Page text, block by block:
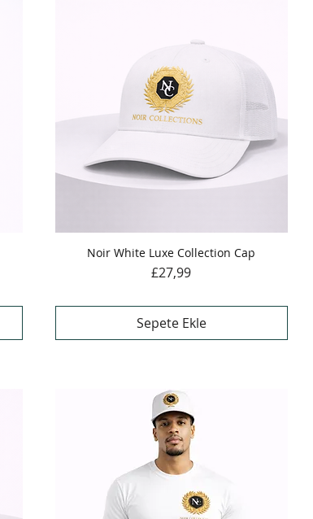
Hızlı Bakış
Noir White Luxe Collection Cap
Fiyat
£27,99
Sepete Ekle